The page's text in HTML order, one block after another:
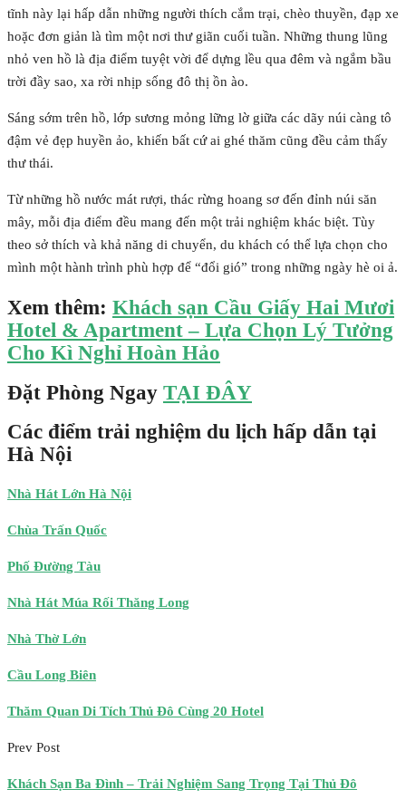
tĩnh này lại hấp dẫn những người thích cắm trại, chèo thuyền, đạp xe
hoặc đơn giản là tìm một nơi thư giãn cuối tuần. Những thung lũng
nhỏ ven hồ là địa điểm tuyệt vời để dựng lều qua đêm và ngắm bầu
trời đầy sao, xa rời nhịp sống đô thị ồn ào.
Sáng sớm trên hồ, lớp sương mỏng lững lờ giữa các dãy núi càng tô
đậm vẻ đẹp huyền ảo, khiến bất cứ ai ghé thăm cũng đều cảm thấy
thư thái.
Từ những hồ nước mát rượi, thác rừng hoang sơ đến đỉnh núi săn
mây, mỗi địa điểm đều mang đến một trải nghiệm khác biệt. Tùy
theo sở thích và khả năng di chuyển, du khách có thể lựa chọn cho
mình một hành trình phù hợp để “đổi gió” trong những ngày hè oi ả.
Xem thêm: Khách sạn Cầu Giấy Hai Mươi
Hotel & Apartment – Lựa Chọn Lý Tưởng
Cho Kì Nghỉ Hoàn Hảo
Đặt Phòng Ngay TẠI ĐÂY
Các điểm trải nghiệm du lịch hấp dẫn tại
Hà Nội
Nhà Hát Lớn Hà Nội
Chùa Trấn Quốc
Phố Đường Tàu
Nhà Hát Múa Rối Thăng Long
Nhà Thờ Lớn
Cầu Long Biên
Thăm Quan Di Tích Thủ Đô Cùng 20 Hotel
Prev Post
Khách Sạn Ba Đình – Trải Nghiệm Sang Trọng Tại Thủ Đô